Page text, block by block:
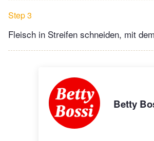
Step 3
Fleisch in Streifen schneiden, mit
Betty